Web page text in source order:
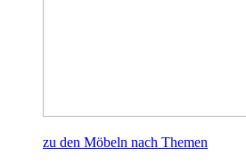
zu den Möbeln nach Themen